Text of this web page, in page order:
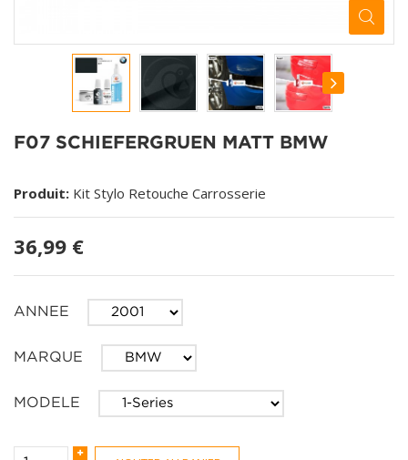
F07 SCHIEFERGRUEN MATT BMW
Produit: Kit Stylo Retouche Carrosserie
36,99 €
ANNEE
MARQUE
MODELE